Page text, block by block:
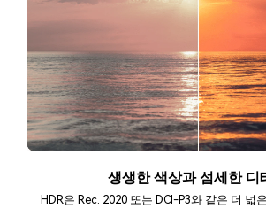
생생한 색상과 섬세한 디
HDR은 Rec. 2020 또는 DCI-P3와 같은 더 넓